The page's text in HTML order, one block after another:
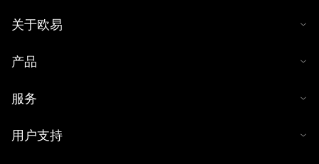
关于欧易
产品
服务
用户支持